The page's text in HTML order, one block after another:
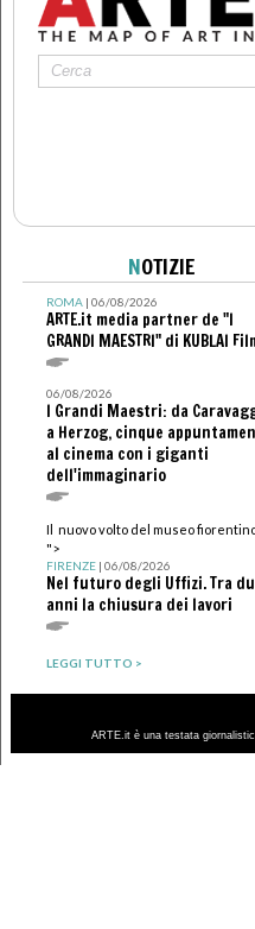
NOTIZIE
ROMA| 06/08/2026
ARTE.it media partner de "I
GRANDI MAESTRI" di KUBLAI
06/08/2026
I Grandi Maestri: da
a Herzog, cinque
al cinema con i giganti
dell'immaginario
Il nuovo volto del museo
">
FIRENZE| 06/08/2026
Nel futuro degli Uffizi. Tra
anni la chiusura dei lavori
LEGGI TUTTO >
ARTE.it è una testata